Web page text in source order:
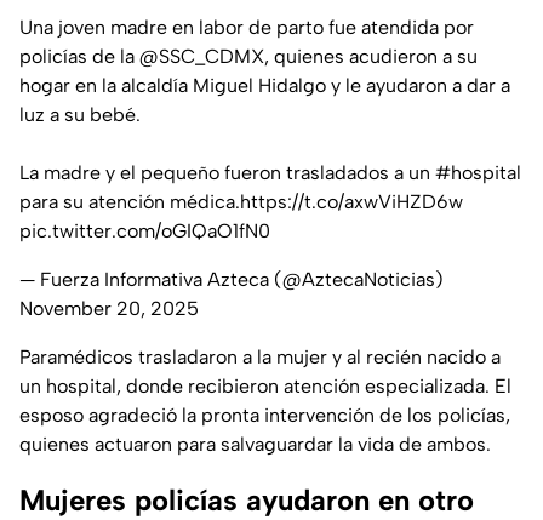
Una joven madre en labor de parto fue atendida por
policías de la @SSC_CDMX, quienes acudieron a su
hogar en la alcaldía Miguel Hidalgo y le ayudaron a dar a
luz a su bebé.
La madre y el pequeño fueron trasladados a un #hospital
para su atención médica.https://t.co/axwViHZD6w
pic.twitter.com/oGIQaO1fN0
— Fuerza Informativa Azteca (@AztecaNoticias)
November 20, 2025
Paramédicos trasladaron a la mujer y al recién nacido a
un hospital, donde recibieron atención especializada. El
esposo agradeció la pronta intervención de los policías,
quienes actuaron para salvaguardar la vida de ambos.
Mujeres policías ayudaron en otro